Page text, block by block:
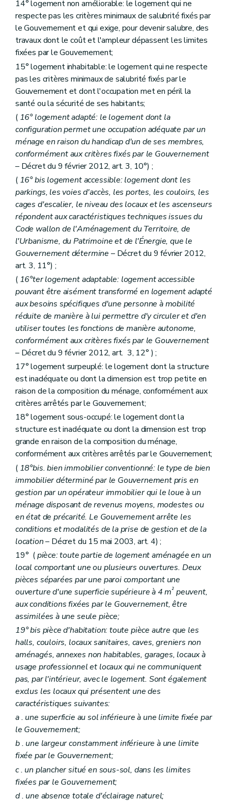
Art. 86
Section 2 Des missions
Art. 87
Art. 88
Section 3
Des moyens d'action
Art. 89
Art. 90
Art. 91
Art. 92
Art. 93
Section 4 De l'accès au logement
Art. 94
Section 5
Des ressources
Art. 95
Art. 96
Section 6 De la structure et du fonctionnement
Sous-section première De l'assemblée générale
Art. 97bis
Sous-section 2 Du conseil d'administration
Art. 98
Art. 99
Art. 100
Art. 101
Art. 102
Art. 103
Sous-section 3
Art. 105
Art. 106
Art. 107
Sous-section 4 Du comité d'orientation de la Société
Art. 1072
Section 7 Du contrat de gestion
Art. 108
Art. 109
Art. 110
Art. 111
Section 8 Du Comité de gestion financière et des contrôles
Sous-section première
Du comité de gestion financière
Art. 112
Art. 113
Art. 114
Sous-section 2 (Des commissaires du Gouvernement
Art. 115
Sous-section 3 Du contrôle révisoral
Art. 116
Section 9 Du budget, de la comptabilité, des programmes d'investissements
Art. 117 à 126
Section 10 Du personnel
Art. 127
Art. 128
Art. 129
Chapitre II Des sociétés de logement de service public
Section première Des missions et moyens d'action
Art. 130
Art. 131
Art.131bis
Art. 132
Art. 133
Art. 134
Art. 135
Art. 136
Art. 137
Section 2 De la structure des sociétés de logement de service public
Sous-section première Du capital
Art. 138
Sous-section 2 Du champ d'activités territorial, des fusions et des restructurations
Art. 139
Art. 140
Art. 141
Art. 142
Art. 143
Art. 144
Art. 145
Sous-section 3
Art. 146
Art. 147
Sous-section 4
(Du conseil d'administration et des autres organes de gestion – Décret du 30 mars 2006, art. 8
Art. 148
Art. 148bis
Art. 148ter
14° logement non améliorable: le logement qui ne
respecte pas les critères minimaux de salubrité fixés par
le Gouvernement et qui exige, pour devenir salubre, des
travaux dont le coût et l'ampleur dépassent les limites
fixées par le Gouvernement;
15° logement inhabitable: le logement qui ne respecte
pas les critères minimaux de salubrité fixés par le
Gouvernement et dont l'occupation met en péril la
santé ou la sécurité de ses habitants;
( 16° logement adapté: le logement dont la
configuration permet une occupation adéquate par un
ménage en raison du handicap d'un de ses membres,
conformément aux critères fixés par le Gouvernement
– Décret du 9 février 2012, art. 3, 10°) ;
( 16°bis logement accessible: logement dont les
parkings, les voies d'accès, les portes, les couloirs, les
cages d'escalier, le niveau des locaux et les ascenseurs
répondent aux caractéristiques techniques issues du
Code wallon de l'Aménagement du Territoire, de
l'Urbanisme, du Patrimoine et de l'Énergie, que le
Gouvernement détermine – Décret du 9 février 2012,
art. 3, 11°) ;
( 16°ter logement adaptable: logement accessible
pouvant être aisément transformé en logement adapté
aux besoins spécifiques d'une personne à mobilité
réduite de manière à lui permettre d'y circuler et d'en
utiliser toutes les fonctions de manière autonome,
conformément aux critères fixés par le Gouvernement
– Décret du 9 février 2012, art. 3, 12° ) ;
17° logement surpeuplé: le logement dont la structure
est inadéquate ou dont la dimension est trop petite en
raison de la composition du ménage, conformément aux
critères arrêtés par le Gouvernement;
18° logement sous-occupé: le logement dont la
structure est inadéquate ou dont la dimension est trop
grande en raison de la composition du ménage,
conformément aux critères arrêtés par le Gouvernement;
( 18°bis. bien immobilier conventionné: le type de bien
immobilier déterminé par le Gouvernement pris en
gestion par un opérateur immobilier qui le loue à un
ménage disposant de revenus moyens, modestes ou
en état de précarité. Le Gouvernement arrête les
conditions et modalités de la prise de gestion et de la
location– Décret du 15 mai 2003, art. 4) ;
19° (pièce: toute partie de logement aménagée en un
local comportant une ou plusieurs ouvertures. Deux
pièces séparées par une paroi comportant une
ouverture d'une superficie supérieure à 4 m² peuvent,
aux conditions fixées par le Gouvernement, être
assimilées à une seule pièce;
19°bis pièce d'habitation: toute pièce autre que les
halls, couloirs, locaux sanitaires, caves, greniers non
aménagés, annexes non habitables, garages, locaux à
usage professionnel et locaux qui ne communiquent
pas, par l'intérieur, avec le logement. Sont également
exclus les locaux qui présentent une des
caractéristiques suivantes:
a. une superficie au sol inférieure à une limite fixée par
le Gouvernement;
b. une largeur constamment inférieure à une limite
fixée par le Gouvernement;
c. un plancher situé en sous-sol, dans les limites
fixées par le Gouvernement;
d. une absence totale d'éclairage naturel;